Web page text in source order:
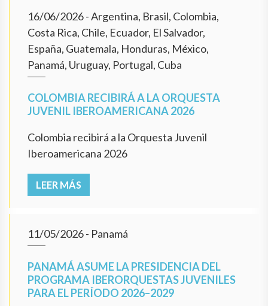
16/06/2026- Argentina, Brasil, Colombia,
Costa Rica, Chile, Ecuador, El Salvador,
España, Guatemala, Honduras, México,
Panamá, Uruguay, Portugal, Cuba
COLOMBIA RECIBIRÁ A LA ORQUESTA
JUVENIL IBEROAMERICANA 2026
Colombia recibirá a la Orquesta Juvenil
Iberoamericana 2026
LEER MÁS
11/05/2026- Panamá
PANAMÁ ASUME LA PRESIDENCIA DEL
PROGRAMA IBERORQUESTAS JUVENILES
PARA EL PERÍODO 2026–2029